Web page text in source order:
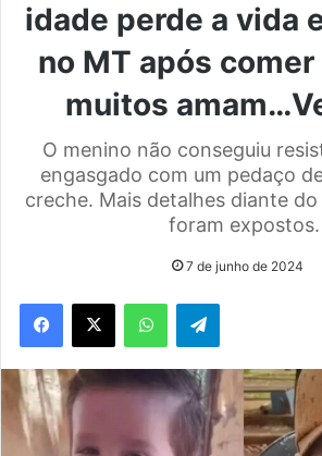
idade perde a vida
no MT após
muitos
O menino não conseguiu
engasgado com um pedaço
creche. Mais detalhes diante
foram expostos.
7 de junho de 2024
WhatsAppTelegram